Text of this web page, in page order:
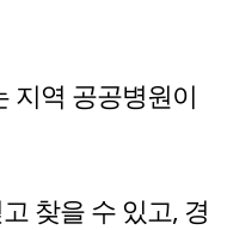
지역 공공병원이
찾을 수 있고, 경